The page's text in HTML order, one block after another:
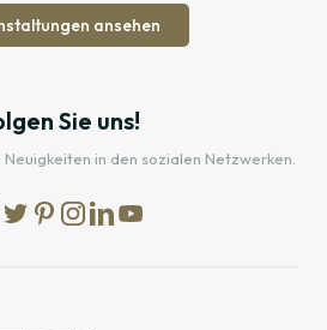
ansehen
Sie uns!
in den sozialen Netzwerken.